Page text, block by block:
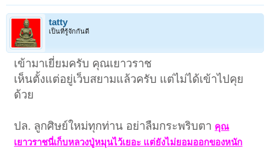
tatty
เป็นที่รู้จักกันดี
เข้ามาเยี่ยมครับ คุณเยาวราช
เห็นตั้งแต่อยู่เว็บสยามแล้วครับ แต่ไม่ได้เข้าไปคุย
ด้วย
ปล. ลูกศิษย์ใหม่ทุกท่าน อย่าลืมกระพริบตา คุณ
เยาวราชนี่เก็บหลวงปู่หมุนไว้เยอะ แต่ยังไม่ยอมออกของหนัก